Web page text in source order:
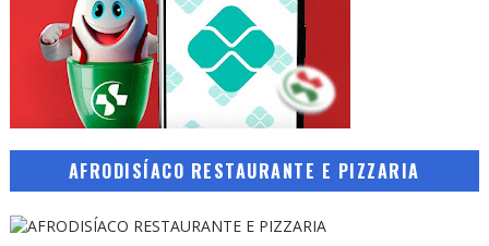
AFRODISÍACO RESTAURANTE E PIZZARIA